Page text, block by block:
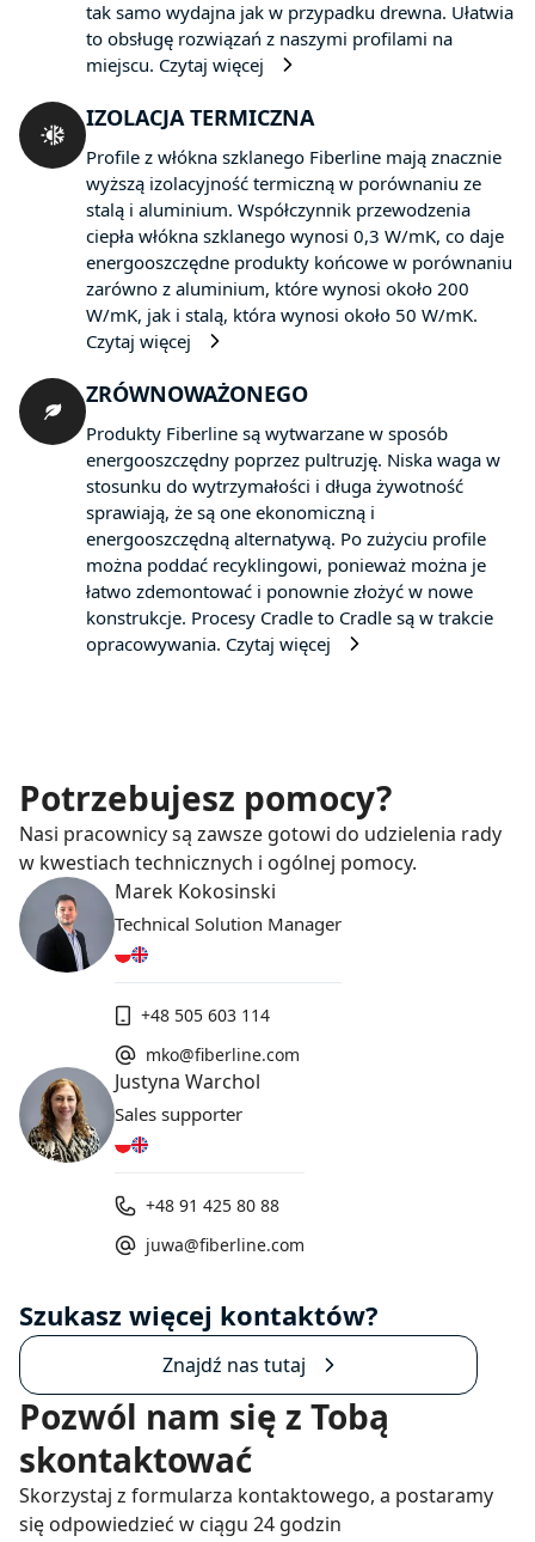
tak samo wydajna jak w przypadku drewna. Ułatwia
to obsługę rozwiązań z naszymi profilami na
miejscu. Czytaj więcej
IZOLACJA TERMICZNA
Profile z włókna szklanego Fiberline mają znacznie
wyższą izolacyjność termiczną w porównaniu ze
stalą i aluminium. Współczynnik przewodzenia
ciepła włókna szklanego wynosi 0,3 W/mK, co daje
energooszczędne produkty końcowe w porównaniu
zarówno z aluminium, które wynosi około 200
W/mK, jak i stalą, która wynosi około 50 W/mK.
Czytaj więcej
ZRÓWNOWAŻONEGO
Produkty Fiberline są wytwarzane w sposób
energooszczędny poprzez pultruzję. Niska waga w
stosunku do wytrzymałości i długa żywotność
sprawiają, że są one ekonomiczną i
energooszczędną alternatywą. Po zużyciu profile
można poddać recyklingowi, ponieważ można je
łatwo zdemontować i ponownie złożyć w nowe
konstrukcje. Procesy Cradle to Cradle są w trakcie
opracowywania. Czytaj więcej
Potrzebujesz pomocy?
Nasi pracownicy są zawsze gotowi do udzielenia rady
w kwestiach technicznych i ogólnej pomocy.
Marek Kokosinski
Technical Solution Manager
+48 505 603 114
mko@fiberline.com
Justyna Warchol
Sales supporter
+48 91 425 80 88
juwa@fiberline.com
Szukasz więcej kontaktów?
Znajdź nas tutaj
Pozwól nam się z Tobą
skontaktować
Skorzystaj z formularza kontaktowego, a postaramy
się odpowiedzieć w ciągu 24 godzin